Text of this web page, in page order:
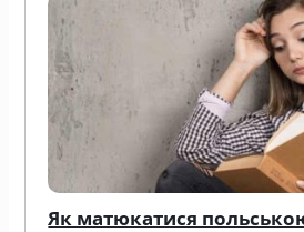
Як матюкатися